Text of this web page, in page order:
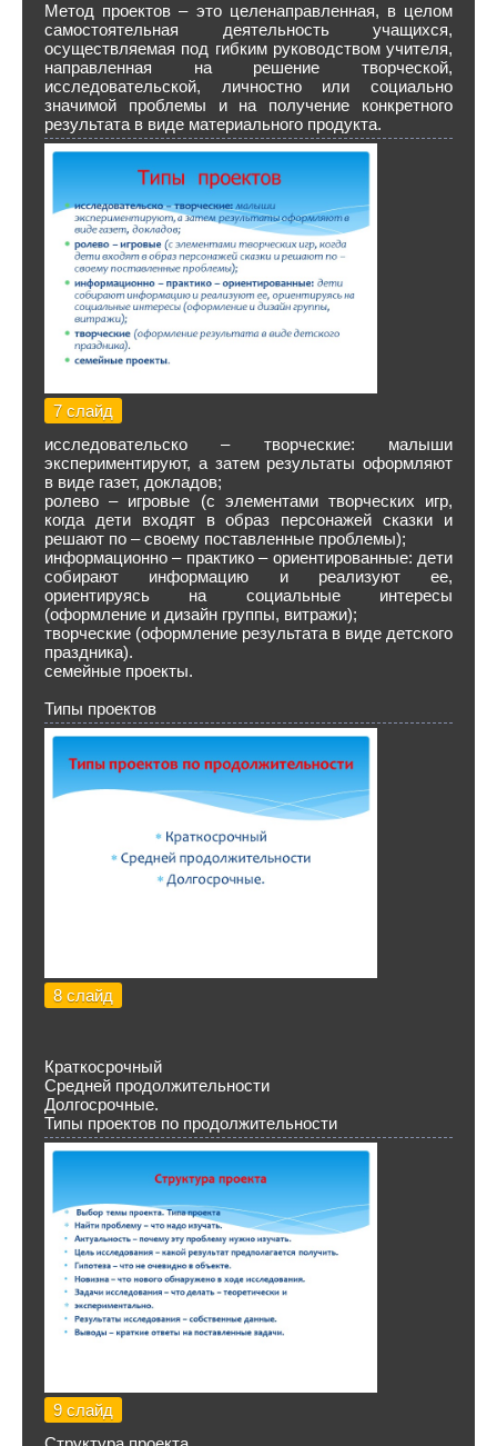
Метод проектов – это целенаправленная, в целом
самостоятельная деятельность учащихся,
осуществляемая под гибким руководством учителя,
направленная на решение творческой,
исследовательской, личностно или социально
значимой проблемы и на получение конкретного
результата в виде материального продукта.
7 слайд
исследовательско – творческие: малыши
экспериментируют, а затем результаты оформляют
в виде газет, докладов;
ролево – игровые (с элементами творческих игр,
когда дети входят в образ персонажей сказки и
решают по – своему поставленные проблемы);
информационно – практико – ориентированные: дети
собирают информацию и реализуют ее,
ориентируясь на социальные интересы
(оформление и дизайн группы, витражи);
творческие (оформление результата в виде детского
праздника).
семейные проекты.
Типы проектов
8 слайд
Краткосрочный
Средней продолжительности
Долгосрочные.
Типы проектов по продолжительности
9 слайд